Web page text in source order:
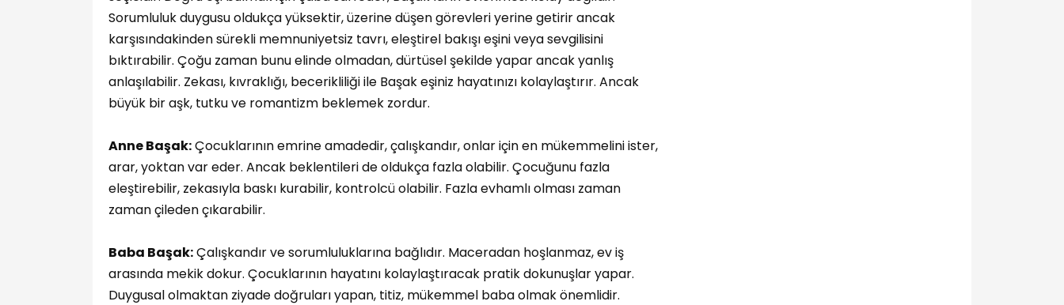
Sorumluluk duygusu oldukça yüksektir, üzerine düşen görevleri yerine getirir ancak
karşısındakinden sürekli memnuniyetsiz tavrı, eleştirel bakışı eşini veya sevgilisini
bıktırabilir. Çoğu zaman bunu elinde olmadan, dürtüsel şekilde yapar ancak yanlış
anlaşılabilir. Zekası, kıvraklığı, becerikliliği ile Başak eşiniz hayatınızı kolaylaştırır. Ancak
büyük bir aşk, tutku ve romantizm beklemek zordur.
Anne Başak:Çocuklarının emrine amadedir, çalışkandır, onlar için en mükemmelini ister,
arar, yoktan var eder. Ancak beklentileri de oldukça fazla olabilir. Çocuğunu fazla
eleştirebilir, zekasıyla baskı kurabilir, kontrolcü olabilir. Fazla evhamlı olması zaman
zaman çileden çıkarabilir.
Baba Başak:Çalışkandır ve sorumluluklarına bağlıdır. Maceradan hoşlanmaz, ev iş
arasında mekik dokur. Çocuklarının hayatını kolaylaştıracak pratik dokunuşlar yapar.
Duygusal olmaktan ziyade doğruları yapan, titiz, mükemmel baba olmak önemlidir.